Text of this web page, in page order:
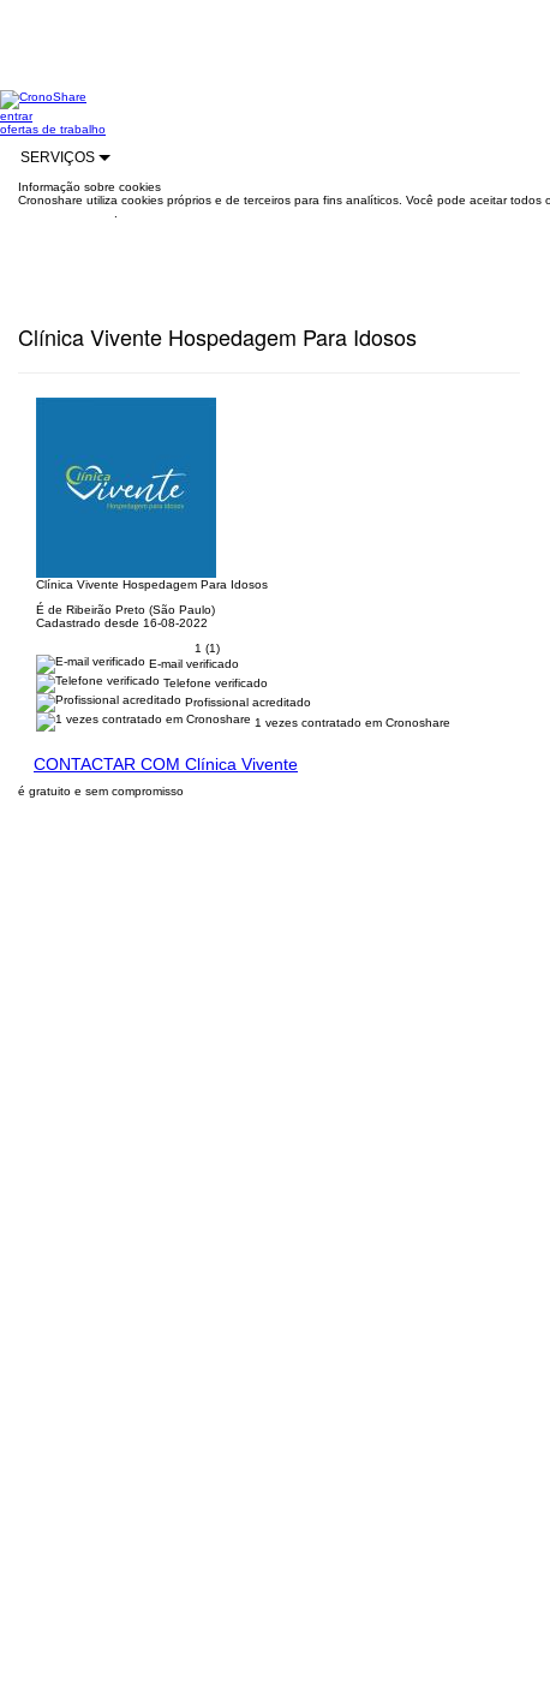
entrar
ofertas de trabalho
SERVIÇOS
Informação sobre cookies
Cronoshare utiliza cookies próprios e de terceiros para fins analíticos. Você pode aceitar
Clínica Vivente Hospedagem Para Idosos
Clínica Vivente Hospedagem Para Idosos
É de Ribeirão Preto (São Paulo)
Cadastrado desde 16-08-2022
1 (1)
E-mail verificado
Telefone verificado
Profissional acreditado
1 vezes contratado em Cronoshare
CONTACTAR COM Clínica Vivente
é gratuito e sem compromisso